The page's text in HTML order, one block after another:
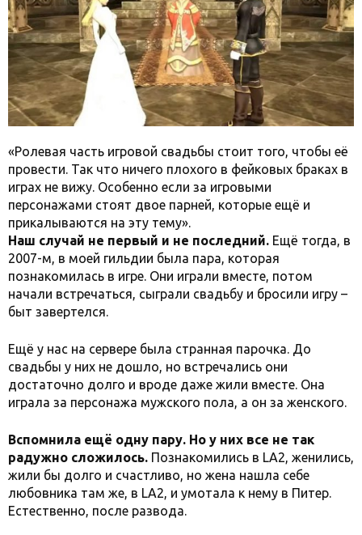
«Ролевая часть игровой свадьбы стоит того, чтобы её
провести. Так что ничего плохого в фейковых браках в
играх не вижу. Особенно если за игровыми
персонажами стоят двое парней, которые ещё и
прикалываются на эту тему».
Наш случай не первый и не последний. Ещё тогда, в
2007-м, в моей гильдии была пара, которая
познакомилась в игре. Они играли вместе, потом
начали встречаться, сыграли свадьбу и бросили игру –
быт завертелся.
Ещё у нас на сервере была странная парочка. До
свадьбы у них не дошло, но встречались они
достаточно долго и вроде даже жили вместе. Она
играла за персонажа мужского пола, а он за женского.
Вспомнила ещё одну пару. Но у них все не так
радужно сложилось. Познакомились в LA2, женились,
жили бы долго и счастливо, но жена нашла себе
любовника там же, в LA2, и умотала к нему в Питер.
Естественно, после развода.